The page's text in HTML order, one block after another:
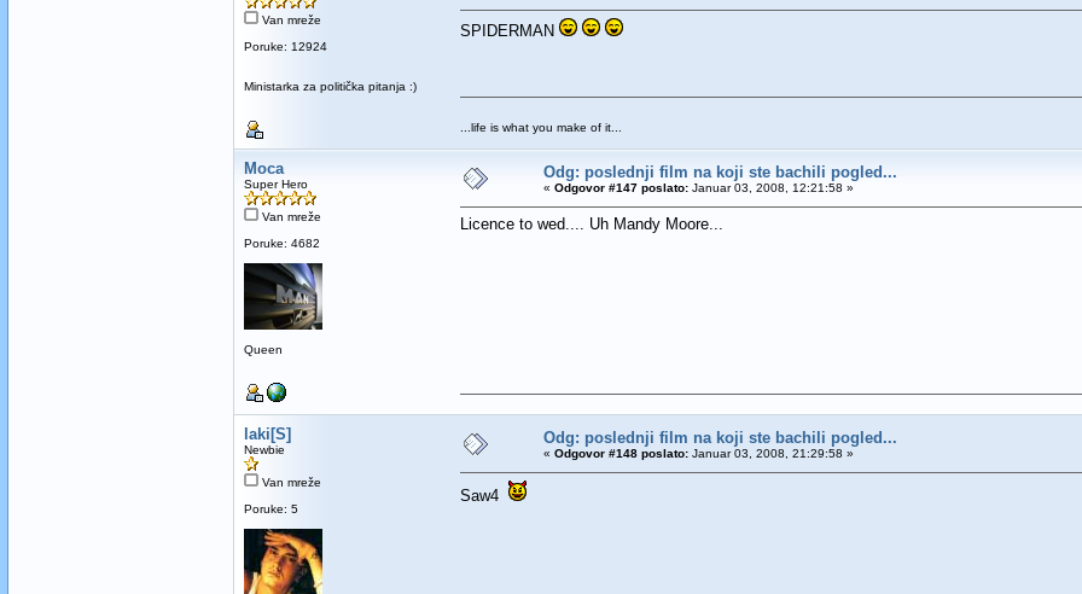
Van mreže
Poruke: 12924
Ministarka za politička pitanja :)
SPIDERMAN
...life is what you make of it...
Moca
Super Hero
Van mreže
Poruke: 4682
Queen
Odg: poslednji film na koji ste bachili pogled...
« Odgovor #147 poslato:Januar 03, 2008, 12:21:58 »
Licence to wed.... Uh Mandy Moore...
laki[S]
Newbie
Van mreže
Poruke: 5
Odg: poslednji film na koji ste bachili pogled...
« Odgovor #148 poslato:Januar 03, 2008, 21:29:58 »
Saw4